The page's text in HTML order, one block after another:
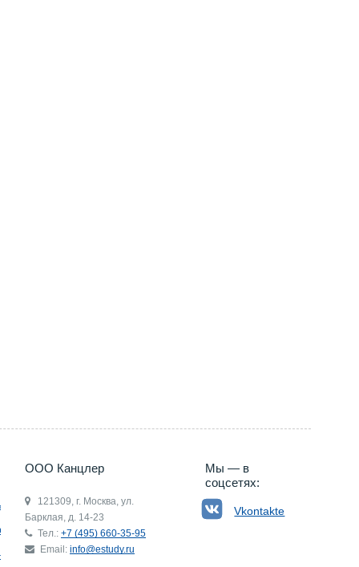
ООО Канцлер
121309, г. Москва, ул.
Барклая, д. 14-23
Тел.: +7 (495) 660-35-95
Email: info@estudy.ru
Мы — в
соцсетях:
Vkontakte